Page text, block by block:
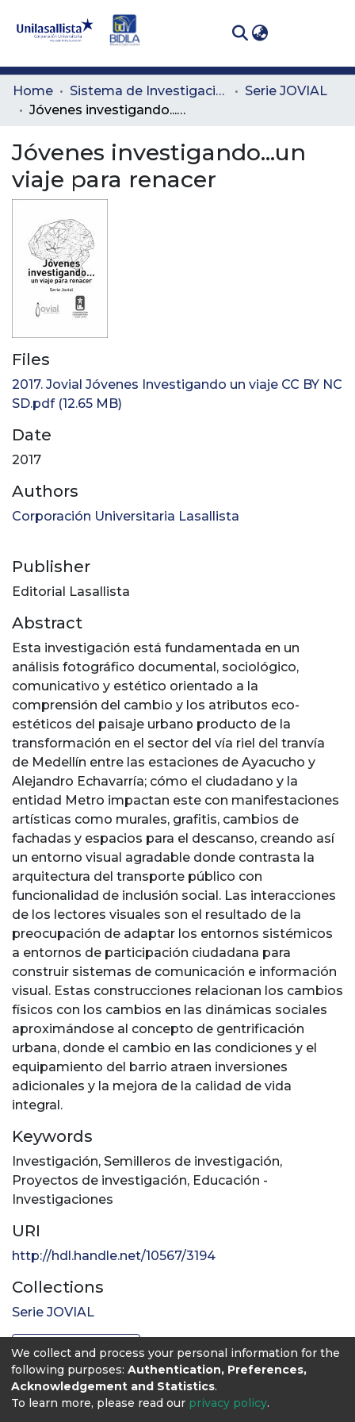
Communities
& Collections
All of DSpace
Statistics
Home Sistema de Investigación Lasallista
Serie JOVIAL
Jóvenes investigando...un viaje para renacer
Jóvenes investigando...un
viaje para renacer
Files
2017. Jovial Jóvenes Investigando un viaje CC BY NC
SD.pdf(12.65 MB)
Date
2017
Authors
Corporación Universitaria Lasallista
Publisher
Editorial Lasallista
Abstract
Esta investigación está fundamentada en un
análisis fotográfico documental, sociológico,
comunicativo y estético orientado a la
comprensión del cambio y los atributos eco-
estéticos del paisaje urbano producto de la
transformación en el sector del vía riel del tranvía
de Medellín entre las estaciones de Ayacucho y
Alejandro Echavarría; cómo el ciudadano y la
entidad Metro impactan este con manifestaciones
artísticas como murales, grafitis, cambios de
fachadas y espacios para el descanso, creando así
un entorno visual agradable donde contrasta la
arquitectura del transporte público con
funcionalidad de inclusión social. Las interacciones
de los lectores visuales son el resultado de la
preocupación de adaptar los entornos sistémicos
a entornos de participación ciudadana para
construir sistemas de comunicación e información
visual. Estas construcciones relacionan los cambios
físicos con los cambios en las dinámicas sociales
aproximándose al concepto de gentrificación
urbana, donde el cambio en las condiciones y el
equipamiento del barrio atraen inversiones
adicionales y la mejora de la calidad de vida
integral.
Keywords
Investigación, Semilleros de investigación,
Proyectos de investigación, Educación -
Investigaciones
URI
http://hdl.handle.net/10567/3194
Collections
Serie JOVIAL
Full item page
We collect and process your personal information for the
following purposes: Authentication, Preferences,
Acknowledgement and Statistics.
To learn more, please read our privacy policy.